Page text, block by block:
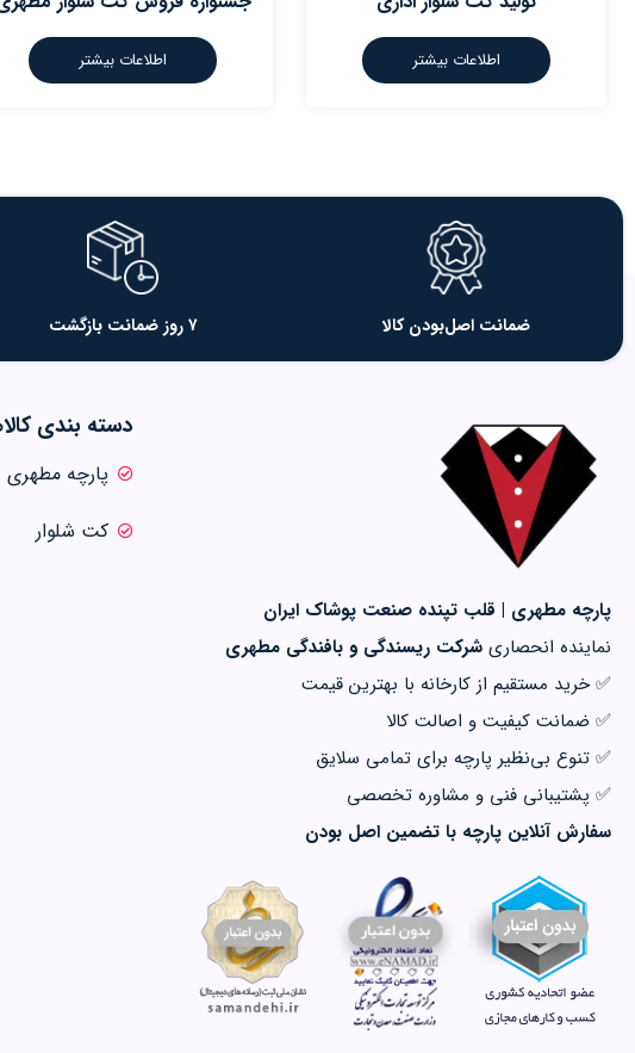
اطلاعات بیشتر اطلاعات بیشتر
ضمانت اصل‌بودن کالا ۷ روز ضمانت بازگشت
پارچه مطهری | قلب تپنده صنعت پوشاک ایران
نماینده انحصاری شرکت ریسندگی و بافندگی مطهری
✅ خرید مستقیم از کارخانه با بهترین قیمت
✅ ضمانت کیفیت و اصالت کالا
✅ تنوع بی‌نظیر پارچه برای تمامی سلایق
✅ پشتیبانی فنی و مشاوره تخصصی
سفارش آنلاین پارچه با تضمین اصل بودن
دسته بندی
پارچه مطهری
کت شلوار